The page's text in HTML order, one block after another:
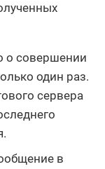
о совершении
один раз.
сервера
в